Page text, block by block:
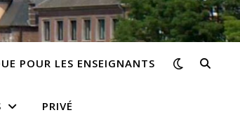
POUR LES ENSEIGNANTS
PRIVÉ